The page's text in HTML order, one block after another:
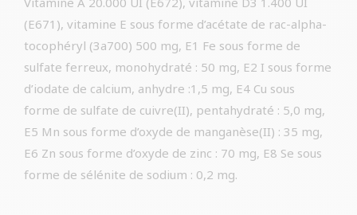
(E671), vitamine E sous forme d’acétate de rac-alpha-
tocophéryl (3a700) 500 mg, E1 Fe sous forme de
sulfate ferreux, monohydraté : 50 mg, E2 I sous forme
d’iodate de calcium, anhydre :1,5 mg, E4 Cu sous
forme de sulfate de cuivre(II), pentahydraté : 5,0 mg,
E5 Mn sous forme d’oxyde de manganèse(II) : 35 mg,
E6 Zn sous forme d’oxyde de zinc : 70 mg, E8 Se sous
forme de sélénite de sodium : 0,2 mg.